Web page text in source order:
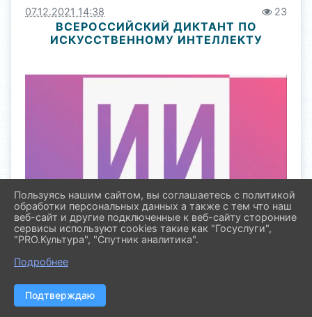
07.12.2021 14:38 23
ВСЕРОССИЙСКИЙ ДИКТАНТ ПО
ИСКУССТВЕННОМУ ИНТЕЛЛЕКТУ
1 ноября 2021 года при поддержке АНО
диктант по искусственному интеллекту
Пользуясь нашим сайтом, вы соглашаетесь с политикой
обработки персональных данных а также с тем что наш
веб-сайт и другие подключенные к веб-сайту сторонние
сервисы используют cookies такие как "Госуслуги",
"PRO.Культура", "Спутник аналитика".
Подробнее
Подтверждаю